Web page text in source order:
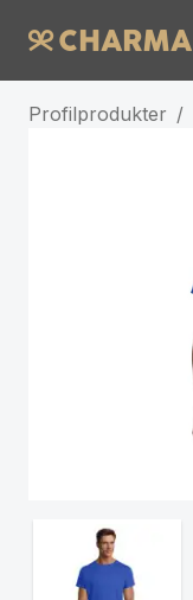
Profilprodukter /